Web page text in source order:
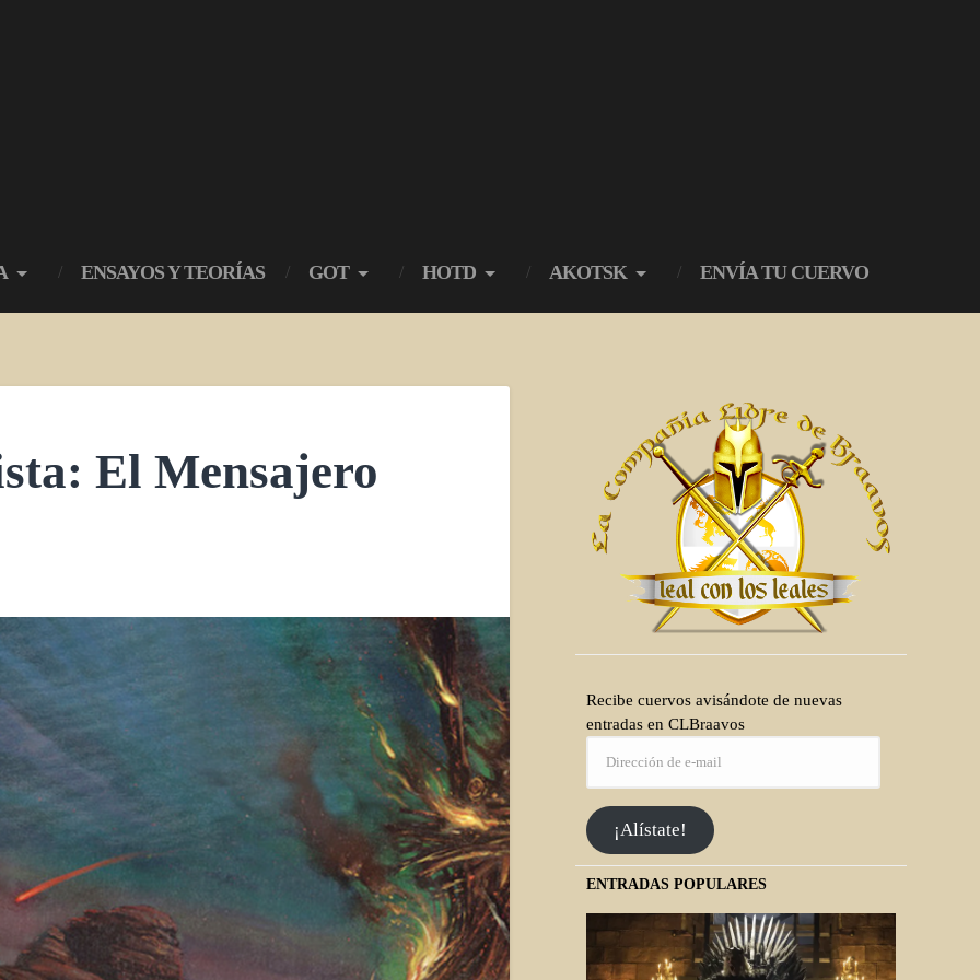
ENSAYOS Y TEORÍAS GOT HOTD AKOTSK ENVÍA TU CUERVO
El Mensajero
Recibe cuervos avisándote de nuevas
entradas en CLBraavos
¡Alístate!
ENTRADAS POPULARES